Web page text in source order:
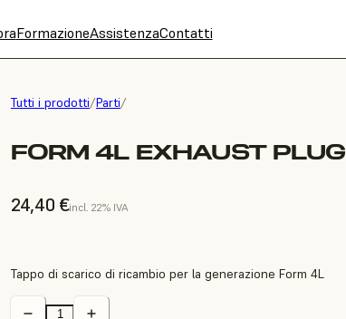
FormazioneAssistenzaContatti
Tutti i prodotti/Parti/
FORM 4L EXHAUST PLUG
24,40 €incl. 22% IVA
Tappo di scarico di ricambio per la generazione Form 4L